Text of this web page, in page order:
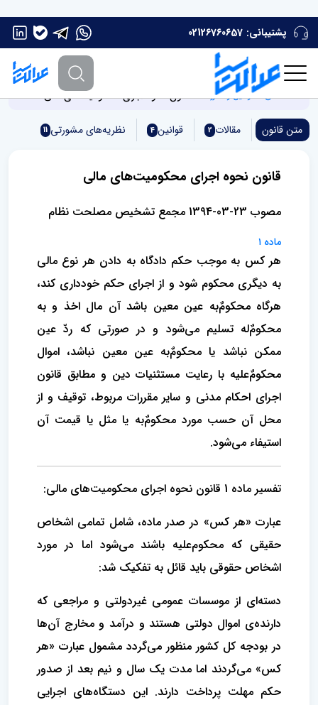
پشتیبانی: 02126760657
صفحه اصلی قوانین و مقررات قانون نحوه اجرای محکومیت‌های مالی
متن قانون مقالات 2 قوانین 4 نظریه‌های مشورتی 11
قانون نحوه اجرای محکومیت‌های مالی
مصوب 23-03-1394 مجمع تشخیص مصلحت نظام
ماده ۱
هر کس به موجب حکم دادگاه به دادن هر نوع مالی
به دیگری محکوم شود و از اجرای حکم خودداری کند،
هرگاه محکومٌ‌به عین‌ معین باشد آن مال اخذ و به
محکومٌ‌له تسلیم می‌شود و در صورتی‌ که ردّ عین
ممکن نباشد یا محکومٌ‌به عین ‌معین نباشد، اموال
محکومٌ‌علیه با رعایت مستثنیات دین و مطابق قانون
اجرای احکام مدنی و سایر مقررات مربوط، توقیف و از
محل آن حسب‌ مورد محکومٌ‌به یا مثل یا قیمت آن
استیفاء می‌شود.
تفسیر ماده 1 قانون نحوه اجرای محکومیت‌های مالی:
عبارت «هر کس» در صدر ماده، شامل تمامی اشخاص
حقیقی که محکوم‌علیه باشند می‌شود اما در مورد
اشخاص حقوقی باید قائل به تفکیک شد:
دسته‌ای از موسسات عمومی غیردولتی و مراجعی که
دارنده‌ی اموال دولتی هستند و درآمد و مخارج آن‌ها
در بودجه کل کشور منظور می‌گردد مشمول عبارت «هر
کس» می‌گردند اما مدت یک سال و نیم بعد از صدور
حکم مهلت پرداخت دارند. این دستگاه‌های اجرایی